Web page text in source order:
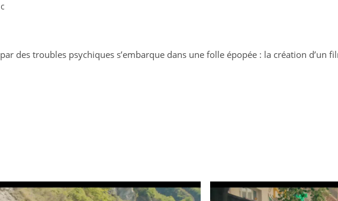
des troubles psychiques s’embarque dans une folle épopée : la création d’un